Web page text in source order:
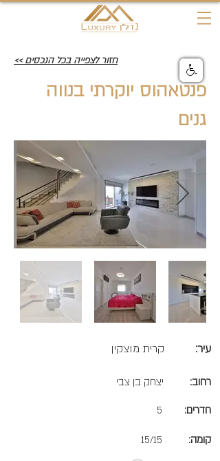
חזור לצפייה בכל הנכסים >>
פנטאהוס יוקרתי בנווה
גנים
קרית מוצקין עיר:
יצחק בן צבי רחוב:
5 חדרים:
15/15 קומה: